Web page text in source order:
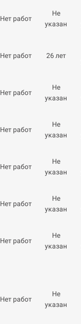
Нет работ
Не
указан
Нет работ 26 лет
Нет работ
Не
указан
Нет работ
Не
указан
Нет работ
Не
указан
Нет работ
Не
указан
Нет работ
Не
указан
Нет работ
Не
указан